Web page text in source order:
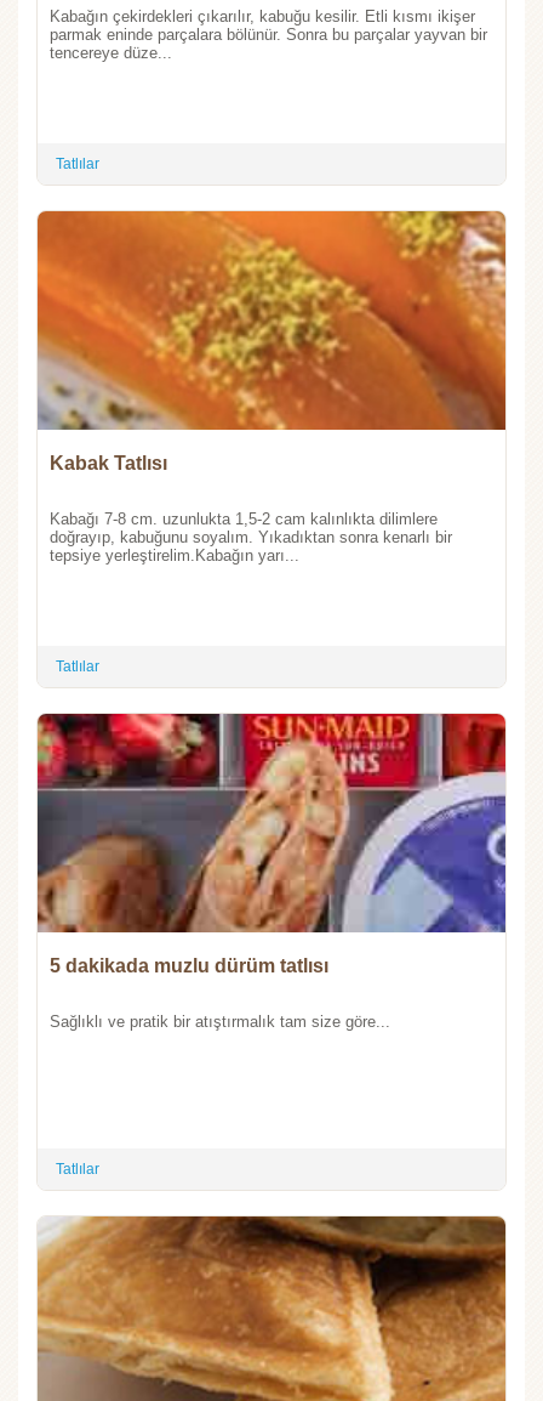
Kabağın çekirdekleri çıkarılır, kabuğu kesilir. Etli kısmı ikişer
parmak eninde parçalara bölünür. Sonra bu parçalar yayvan bir
tencereye düze...
Tatlılar
Kabak Tatlısı
Kabağı 7-8 cm. uzunlukta 1,5-2 cam kalınlıkta dilimlere
doğrayıp, kabuğunu soyalım. Yıkadıktan sonra kenarlı bir
tepsiye yerleştirelim.Kabağın yarı...
Tatlılar
5 dakikada muzlu dürüm tatlısı
Sağlıklı ve pratik bir atıştırmalık tam size göre...
Tatlılar